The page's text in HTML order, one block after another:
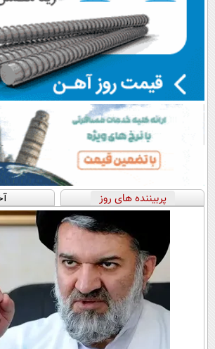
پربیننده های روز